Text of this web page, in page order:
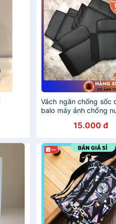
Vách ngăn chống sốc
balo máy ảnh chống
Shopbalotui.com
15.000 đ